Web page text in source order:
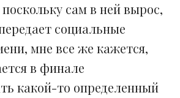
сам в ней вырос,
социальные
мне все же кажется,
в финале
какой-то определенный